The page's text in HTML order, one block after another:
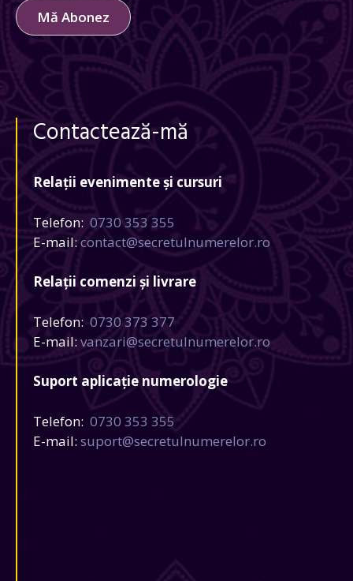
Mă Abonez
Contactează-mă
Relații evenimente și cursuri
Telefon: 0730 353 355
E-mail:contact@secretulnumerelor.ro
Relații comenzi și livrare
Telefon:0730 373 377
E-mail:vanzari@secretulnumerelor.ro
Suport aplicație numerologie
Telefon: 0730 353 355
E-mail: suport@secretulnumerelor.ro